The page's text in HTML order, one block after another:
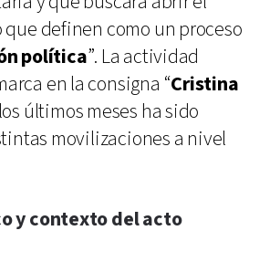
que definen como un proceso
política”. La actividad
en la consigna “Cristina
últimos meses ha sido
movilizaciones a nivel
y contexto del acto